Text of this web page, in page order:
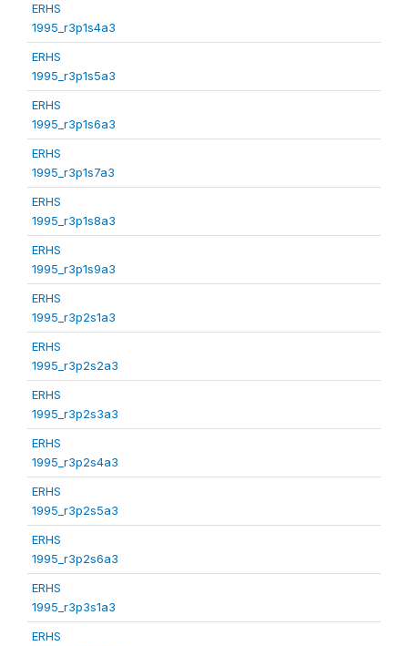
ERHS
1995_r3p1s4a3
ERHS
1995_r3p1s5a3
ERHS
1995_r3p1s6a3
ERHS
1995_r3p1s7a3
ERHS
1995_r3p1s8a3
ERHS
1995_r3p1s9a3
ERHS
1995_r3p2s1a3
ERHS
1995_r3p2s2a3
ERHS
1995_r3p2s3a3
ERHS
1995_r3p2s4a3
ERHS
1995_r3p2s5a3
ERHS
1995_r3p2s6a3
ERHS
1995_r3p3s1a3
ERHS